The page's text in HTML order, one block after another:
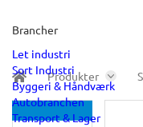
Brancher
Let industri
Sort Industri
Byggeri & Håndværk
Autobranchen
Transport & Lager
Produkter